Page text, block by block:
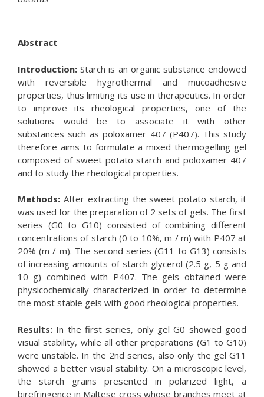
Abstract
Introduction: Starch is an organic substance endowed
with reversible hygrothermal and mucoadhesive
properties, thus limiting its use in therapeutics. In order
to improve its rheological properties, one of the
solutions would be to associate it with other
substances such as poloxamer 407 (P407). This study
therefore aims to formulate a mixed thermogelling gel
composed of sweet potato starch and poloxamer 407
and to study the rheological properties.
Methods: After extracting the sweet potato starch, it
was used for the preparation of 2 sets of gels. The first
series (G0 to G10) consisted of combining different
concentrations of starch (0 to 10%, m / m) with P407 at
20% (m / m). The second series (G11 to G13) consists
of increasing amounts of starch glycerol (2.5 g, 5 g and
10 g) combined with P407. The gels obtained were
physicochemically characterized in order to determine
the most stable gels with good rheological properties.
Results: In the first series, only gel G0 showed good
visual stability, while all other preparations (G1 to G10)
were unstable. In the 2nd series, also only the gel G11
showed a better visual stability. On a microscopic level,
the starch grains presented in polarized light, a
birefringence in Maltese cross whose branches meet at